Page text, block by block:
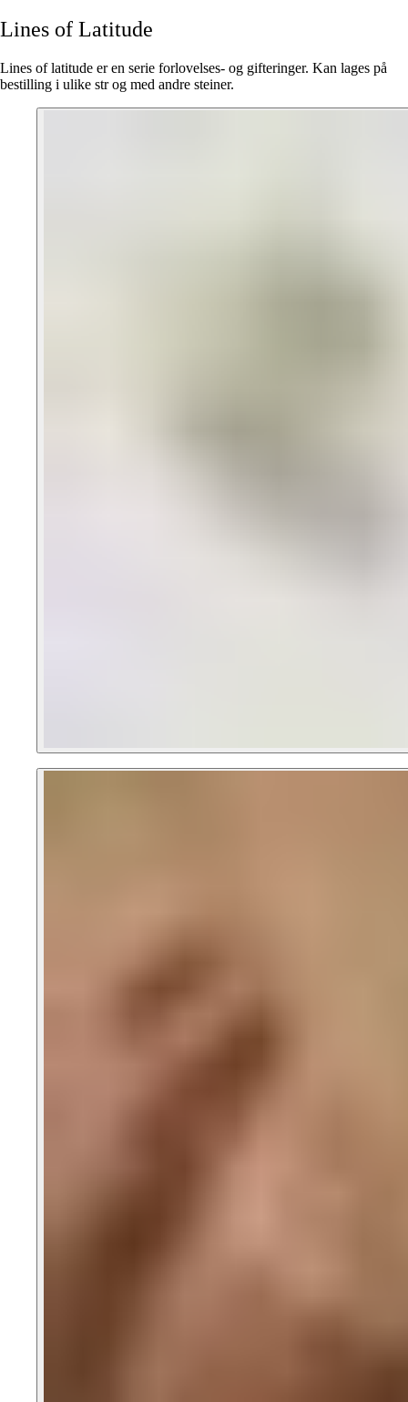
Lines of Latitude
Lines of latitude er en serie forlovelses- og gifteringer. Kan lages på
bestilling i ulike str og med andre steiner.